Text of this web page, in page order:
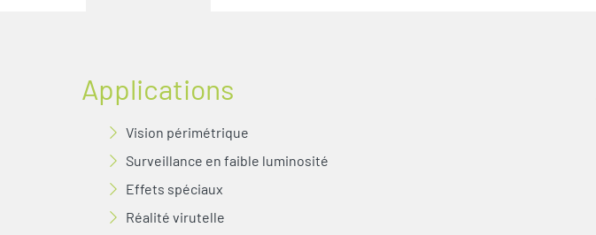
Applications
Vision périmétrique
Surveillance en faible luminosité
Effets spéciaux
Réalité virutelle